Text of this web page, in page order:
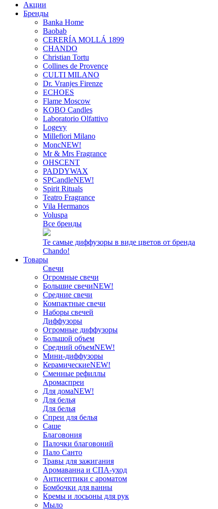
Акции
Бренды
Banka Home
Baobab
CERERÍA MOLLÁ 1899
CHANDO
Christian Tortu
Collines de Provence
CULTI MILANO
Dr. Vranjes Firenze
ECHOES
Flame Moscow
KOBO Candles
Laboratorio Olfattivo
Logevy
Millefiori Milano
MoncNEW!
Mr & Mrs Fragrance
OHSCENT
PADDYWAX
SPCandleNEW!
Spirit Rituals
Teatro Fragrance
Vila Hermanos
Voluspa
Все бренды
Те самые диффузоры в виде цветов от бренда
Chando!
Товары
Свечи
Огромные свечи
Большие свечиNEW!
Средние свечи
Компактные свечи
Наборы свечей
Диффузоры
Огромные диффузоры
Большой объем
Средний объемNEW!
Мини-диффузоры
КерамическиеNEW!
Сменные рефиллы
Аромаспреи
Для домаNEW!
Для белья
Для белья
Спреи для белья
Саше
Благовония
Палочки благовоний
Пало Санто
Травы для зажигания
Аромаванна и СПА-уход
Антисептики с ароматом
Бомбочки для ванны
Кремы и лосьоны для рук
Мыло